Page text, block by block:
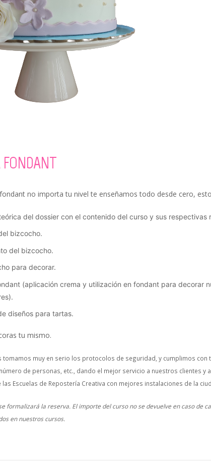
FONDANT
no importa tu nivel te enseñamos todo desde cero,
del dossier con el contenido del curso y sus respectivas
bizcocho.
del bizcocho.
para decorar.
(aplicación crema y utilización en fondant para decorar
diseños para tartas.
tu mismo.
tomamos muy en serio los protocolos de seguridad, y cumplimos con
de personas, etc., dando el mejor servicio a nuestros clientes y
Escuelas de Repostería Creativa con mejores instalaciones de la
formalizará la reserva. El importe del curso no se devuelve en caso de
en nuestros cursos.